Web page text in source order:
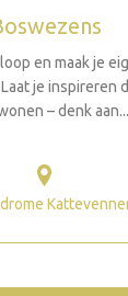
en maak je
je inspireren
– denk aan...